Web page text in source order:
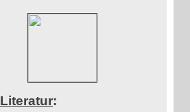
Literatur: